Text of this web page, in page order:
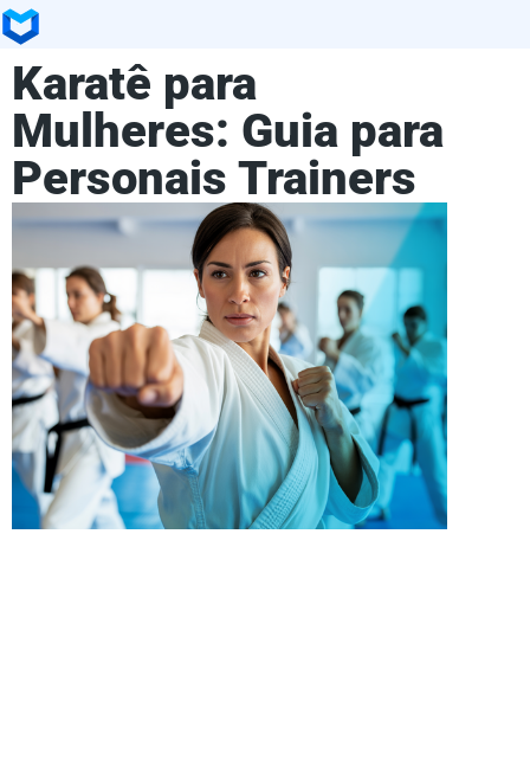
Karatê para
Mulheres: Guia para
Personais Trainers